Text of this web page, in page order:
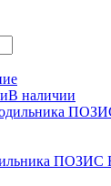
В наличии
ПОЗИС